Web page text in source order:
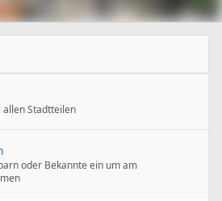
allen Stadtteilen
oder Bekannte ein um am